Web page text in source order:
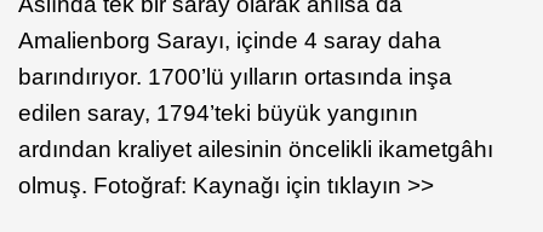
Amalienborg Sarayı, içinde 4 saray daha
barındırıyor. 1700’lü yılların ortasında inşa
edilen saray, 1794’teki büyük yangının
ardından kraliyet ailesinin öncelikli ikametgâhı
olmuş. Fotoğraf: Kaynağı için tıklayın >>